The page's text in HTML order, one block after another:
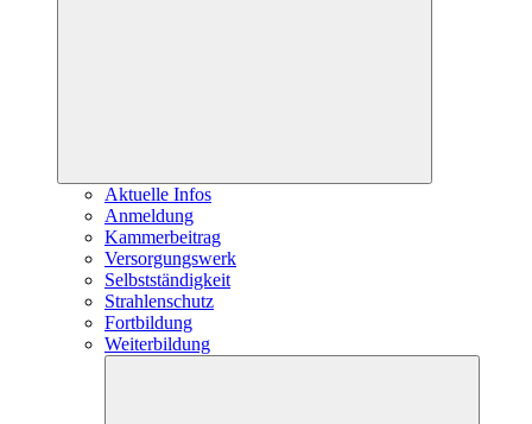
Aktuelle Infos
Anmeldung
Kammerbeitrag
Versorgungswerk
Selbstständigkeit
Strahlenschutz
Fortbildung
Weiterbildung